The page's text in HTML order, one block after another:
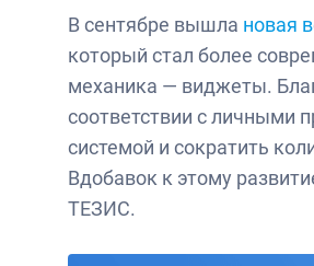
В сентябре вышла новая
который стал более
механика — виджеты.
соответствии с личными
системой и сократить
Вдобавок к этому
ТЕЗИС.